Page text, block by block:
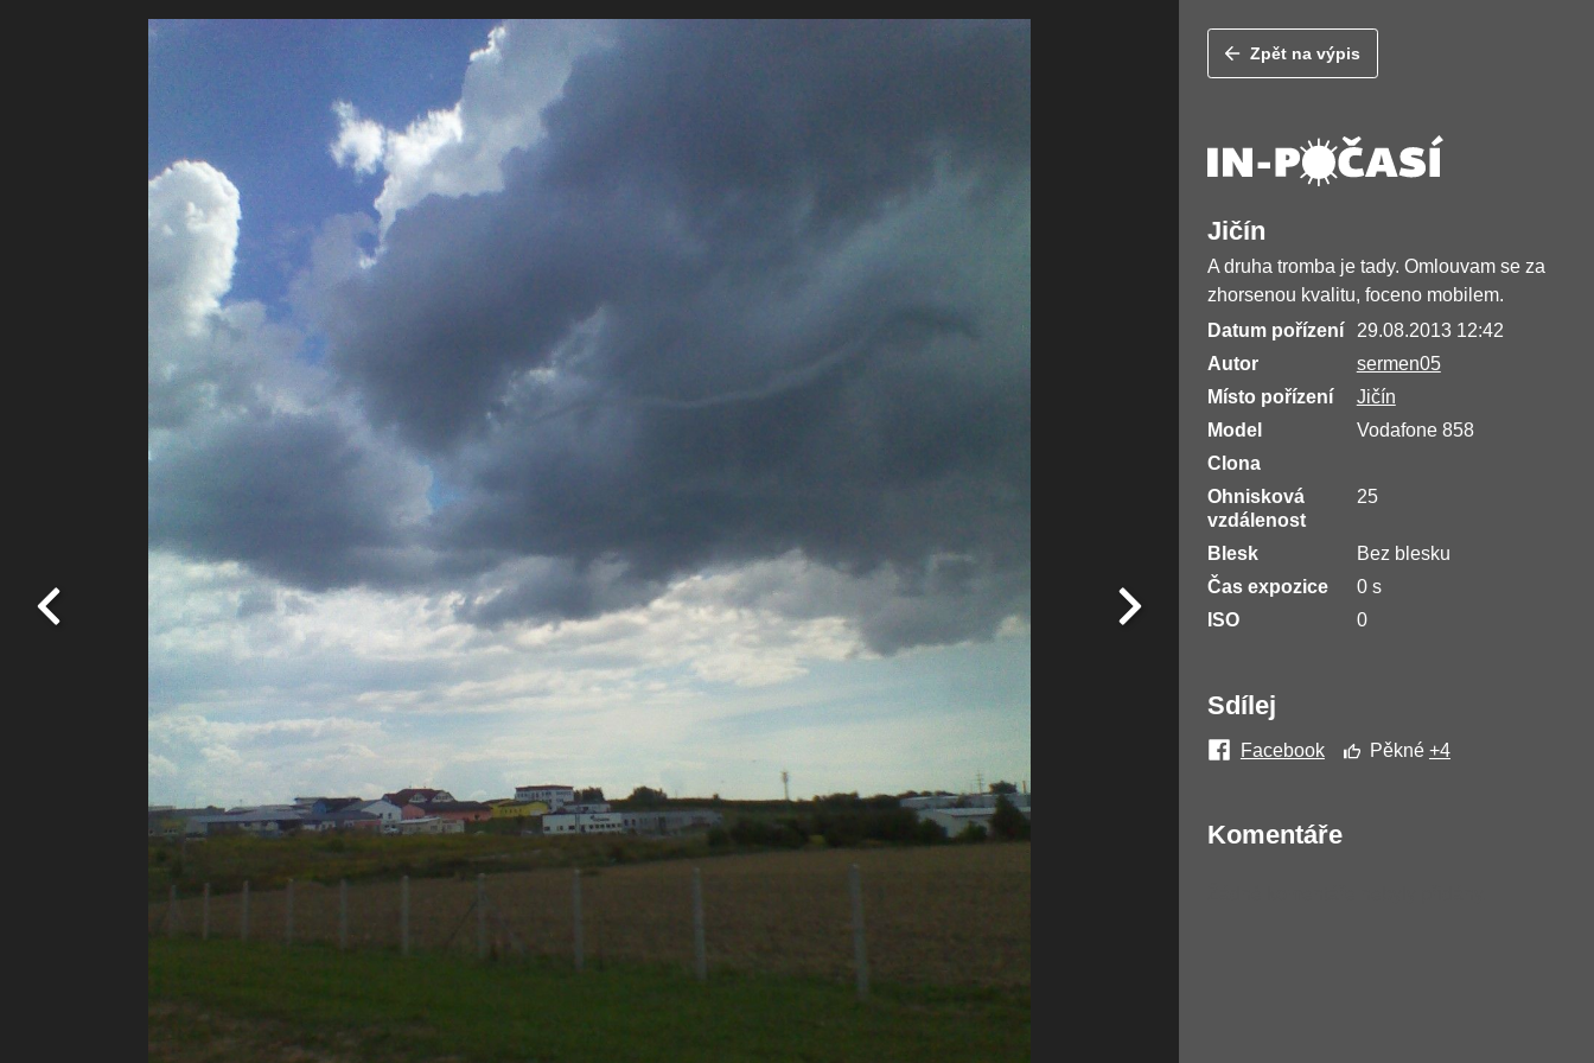
Zpět na výpis
Jičín
A druha tromba je tady. Omlouvam se za
zhorsenou kvalitu, foceno mobilem.
Datum pořízení
29.08.2013 12:42
Autor
sermen05
Místo pořízení
Jičín
Model
Vodafone 858
Clona
Ohnisková
vzdálenost
25
Blesk
Bez blesku
Čas expozice
0 s
ISO
0
Sdílej
Facebook Pěkné +4
Komentáře